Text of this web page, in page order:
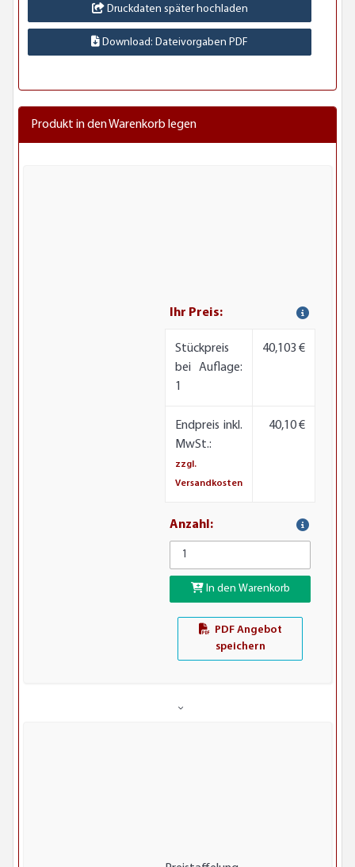
Druckdaten später hochladen
Download: Dateivorgaben PDF
Produkt in den Warenkorb legen
Ihr Preis:
Stückpreis
bei Auflage:
1
40,103 €
Endpreis inkl.
MwSt.:
zzgl.
Versandkosten
40,10 €
Anzahl:
In den Warenkorb
PDF Angebot
speichern